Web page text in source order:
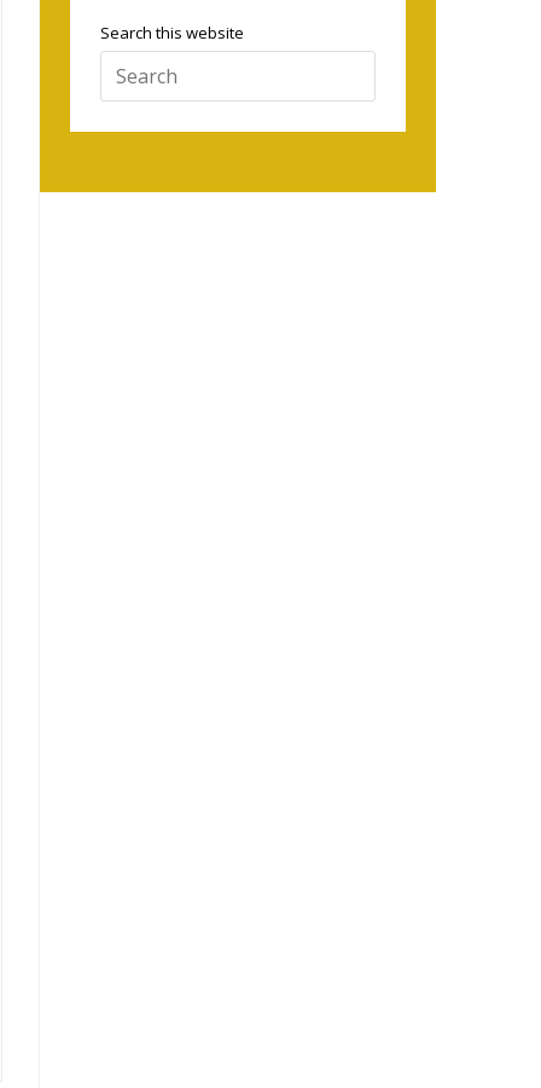
Search this website
Escape
to
the